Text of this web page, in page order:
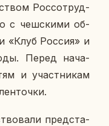
Рос­со­труд­
с чеш­ски­ми об­
«Клуб Россия» и
Перед на­ча­
и участ­ни­кам
пред­ста­